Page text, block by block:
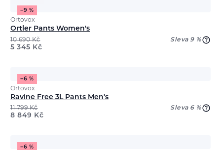
−9 %
Ortovox
Ortler Pants Women's
10 690Kč Sleva 9 %
5 345 Kč
−6 %
Ortovox
Ravine Free 3L Pants Men's
11 799Kč Sleva 6 %
8 849 Kč
−6 %